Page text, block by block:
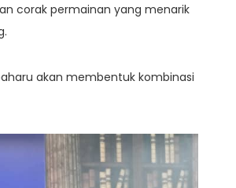
corak permainan yang menarik
akan membentuk kombinasi